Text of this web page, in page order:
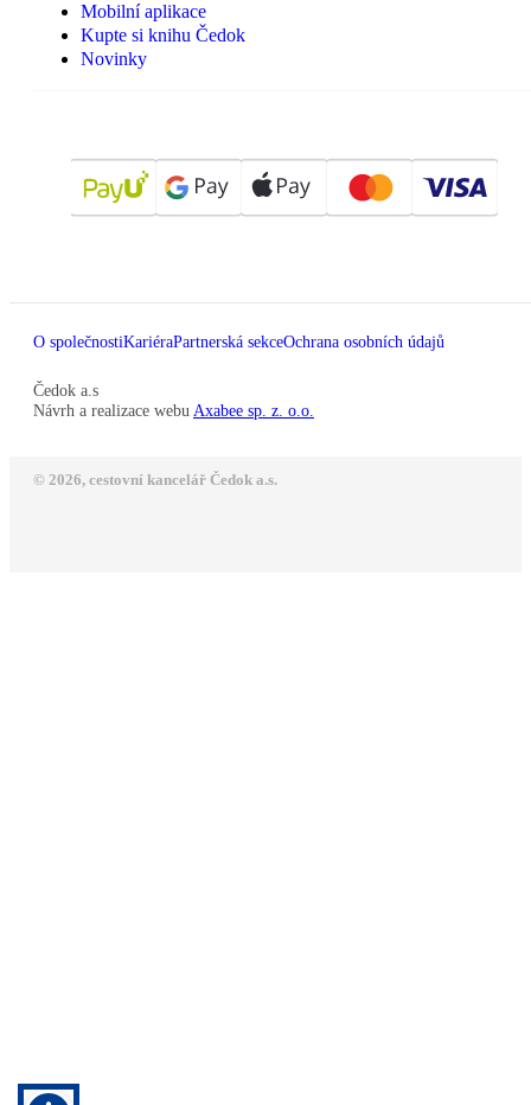
Mobilní aplikace
Kupte si knihu Čedok
Novinky
O společnostiKariéraPartnerská sekceOchrana osobních údajů
Čedok a.s
Návrh a realizace webu Axabee sp. z. o.o.
© 2026, cestovní kancelář Čedok a.s.